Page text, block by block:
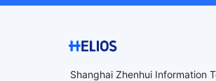
Shanghai Zhenhui Information